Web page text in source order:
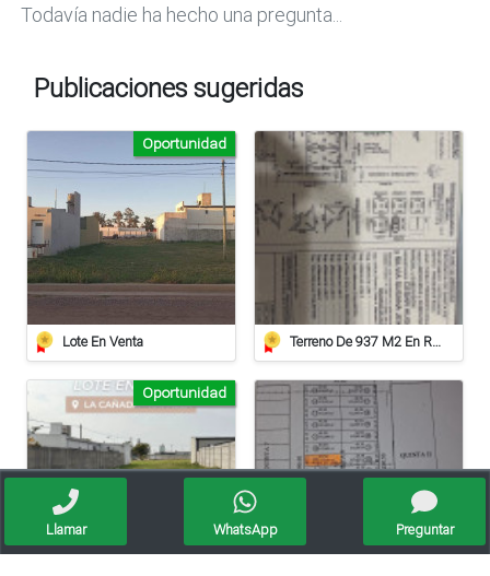
Todavía nadie ha hecho una pregunta...
Publicaciones sugeridas
Lote En Venta
Oportunidad
Terreno De 937 M2 En Roca
Oportunidad
Llamar WhatsApp Preguntar